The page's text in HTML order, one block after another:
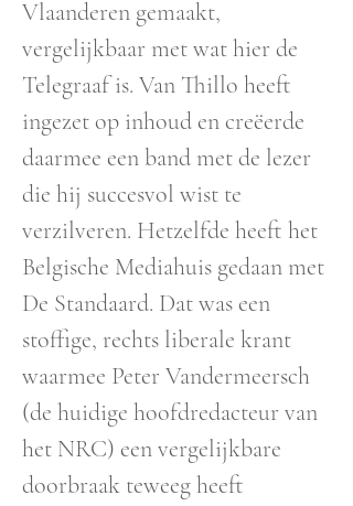
Vlaanderen gemaakt,
vergelijkbaar met wat hier de
Telegraaf is. Van Thillo heeft
ingezet op inhoud en creëerde
daarmee een band met de lezer
die hij succesvol wist te
verzilveren. Hetzelfde heeft het
Belgische Mediahuis gedaan met
De Standaard. Dat was een
stoffige, rechts liberale krant
waarmee Peter Vandermeersch
(de huidige hoofdredacteur van
het NRC) een vergelijkbare
doorbraak teweeg heeft